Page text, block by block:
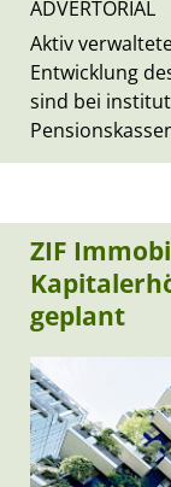
ADVERTORIAL
Aktiv
Entwicklung
sind bei
ZIF
geplant